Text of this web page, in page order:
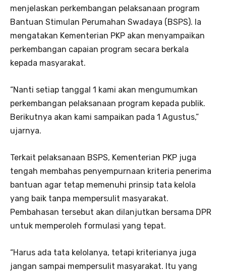
menjelaskan perkembangan pelaksanaan program
Bantuan Stimulan Perumahan Swadaya (BSPS). Ia
mengatakan Kementerian PKP akan menyampaikan
perkembangan capaian program secara berkala
kepada masyarakat.
“Nanti setiap tanggal 1 kami akan mengumumkan
perkembangan pelaksanaan program kepada publik.
Berikutnya akan kami sampaikan pada 1 Agustus,”
ujarnya.
Terkait pelaksanaan BSPS, Kementerian PKP juga
tengah membahas penyempurnaan kriteria penerima
bantuan agar tetap memenuhi prinsip tata kelola
yang baik tanpa mempersulit masyarakat.
Pembahasan tersebut akan dilanjutkan bersama DPR
untuk memperoleh formulasi yang tepat.
“Harus ada tata kelolanya, tetapi kriterianya juga
jangan sampai mempersulit masyarakat. Itu yang